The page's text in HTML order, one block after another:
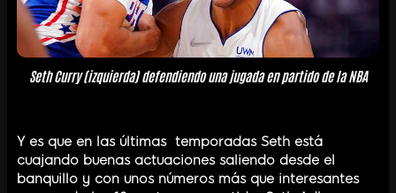
Seth Curry (izquierda) defendiendo una jugada en partido de la NBA
Y es que en las últimas temporadas Seth está
cuajando buenas actuaciones saliendo desde el
banquillo y con unos números más que interesantes